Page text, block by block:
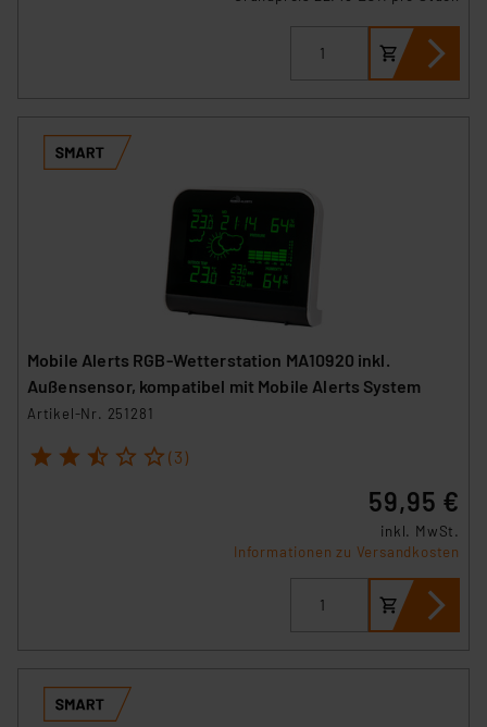
Mobile Alerts RGB-Wetterstation MA10920 inkl.
Außensensor, kompatibel mit Mobile Alerts System
Artikel-Nr. 251281
1 2 3 4 5 (3)
59,95 €
inkl. MwSt.
Informationen zu Versandkosten